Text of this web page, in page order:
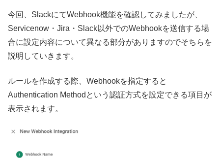
今回、SlackにてWebhook機能を確認してみましたが、
Servicenow・Jira・Slack以外でのWebhookを送信する場
合に設定内容について異なる部分がありますのでそちらを
説明していきます。
ルールを作成する際、Webhookを指定すると
Authentication Methodという認証方式を設定できる項目が
表示されます。